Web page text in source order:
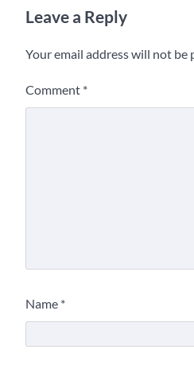
Leave a Reply
Your email address will not be
Comment *
Name *